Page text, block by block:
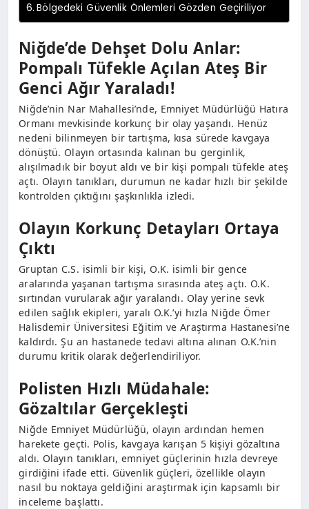
Bölgedeki Güvenlik Önlemleri Gözden Geçiriliyor
Niğde’de Dehşet Dolu Anlar:
Pompalı Tüfekle Açılan Ateş Bir
Genci Ağır Yaraladı!
Niğde’nin Nar Mahallesi’nde, Emniyet Müdürlüğü Hatıra
Ormanı mevkisinde korkunç bir olay yaşandı. Henüz
nedeni bilinmeyen bir tartışma, kısa sürede kavgaya
dönüştü. Olayın ortasında kalınan bu gerginlik,
alışılmadık bir boyut aldı ve bir kişi pompalı tüfekle ateş
açtı. Olayın tanıkları, durumun ne kadar hızlı bir şekilde
kontrolden çıktığını şaşkınlıkla izledi.
Olayın Korkunç Detayları Ortaya
Çıktı
Gruptan C.S. isimli bir kişi, O.K. isimli bir gence
aralarında yaşanan tartışma sırasında ateş açtı. O.K.
sırtından vurularak ağır yaralandı. Olay yerine sevk
edilen sağlık ekipleri, yaralı O.K.’yi hızla Niğde Ömer
Halisdemir Üniversitesi Eğitim ve Araştırma Hastanesi’ne
kaldırdı. Şu an hastanede tedavi altına alınan O.K.’nin
durumu kritik olarak değerlendiriliyor.
Polisten Hızlı Müdahale:
Gözaltılar Gerçekleşti
Niğde Emniyet Müdürlüğü, olayın ardından hemen
harekete geçti. Polis, kavgaya karışan 5 kişiyi gözaltına
aldı. Olayın tanıkları, emniyet güçlerinin hızla devreye
girdiğini ifade etti. Güvenlik güçleri, özellikle olayın
nasıl bu noktaya geldiğini araştırmak için kapsamlı bir
inceleme başlattı.